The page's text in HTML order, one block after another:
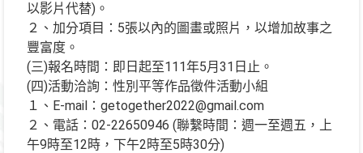
以影片代替)。
２、加分項目：5張以內的圖畫或照片，以增加故事之
豐富度。
(三)報名時間：即日起至111年5月31日止。
(四)活動洽詢：性別平等作品徵件活動小組
１、E-mail：getogether2022@gmail.com
２、電話：02-22650946 (聯繫時間：週一至週五，上
午9時至12時，下午2時至5時30分)